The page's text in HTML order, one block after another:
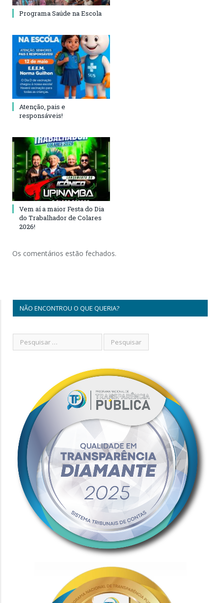
Programa Saúde na Escola
Atenção, pais e
responsáveis!
Vem aí a maior Festa do Dia
do Trabalhador de Colares
2026!
Os comentários estão fechados.
NÃO ENCONTROU O QUE QUERIA?